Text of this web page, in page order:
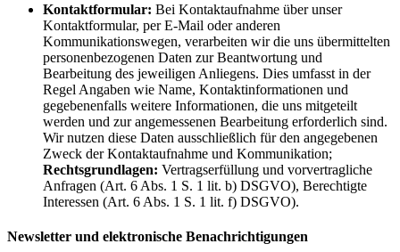
Kontaktformular: Bei Kontaktaufnahme über unser
Kontaktformular, per E-Mail oder anderen
Kommunikationswegen, verarbeiten wir die uns übermittelten
personenbezogenen Daten zur Beantwortung und
Bearbeitung des jeweiligen Anliegens. Dies umfasst in der
Regel Angaben wie Name, Kontaktinformationen und
gegebenenfalls weitere Informationen, die uns mitgeteilt
werden und zur angemessenen Bearbeitung erforderlich sind.
Wir nutzen diese Daten ausschließlich für den angegebenen
Zweck der Kontaktaufnahme und Kommunikation;
Rechtsgrundlagen: Vertragserfüllung und vorvertragliche
Anfragen (Art. 6 Abs. 1 S. 1 lit. b) DSGVO), Berechtigte
Interessen (Art. 6 Abs. 1 S. 1 lit. f) DSGVO).
Newsletter und elektronische Benachrichtigungen